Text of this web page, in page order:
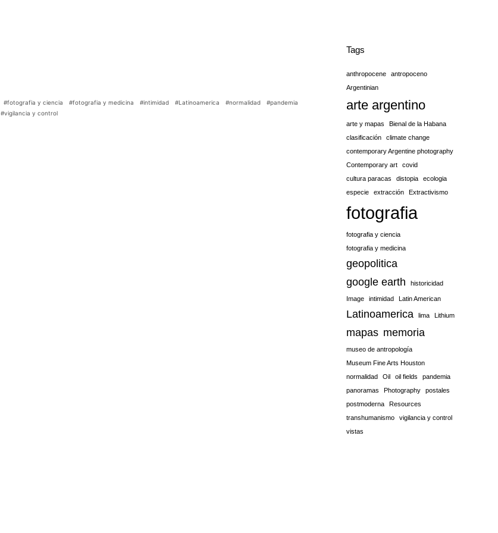
#fotografia y ciencia #fotografia y medicina #intimidad #Latinoamerica #normalidad
#pandemia
#vigilancia y control
Tags
anthropocene
antropoceno
Argentinian
arte argentino
arte y mapas
Bienal de la Habana
clasificación
climate change
contemporary Argentine photography
Contemporary art
covid
cultura paracas
distopia
ecologia
especie
extracción Extractivismo
fotografia
fotografia y ciencia
fotografia y medicina
geopolitica
google earth
historicidad
Image intimidad Latin American
Latinoamerica lima Lithium
mapas memoria
museo de antropología
Museum Fine Arts Houston
normalidad
Oil oil fields
pandemia
panoramas
Photography
postales
postmoderna
Resources
transhumanismo
vigilancia y control
vistas